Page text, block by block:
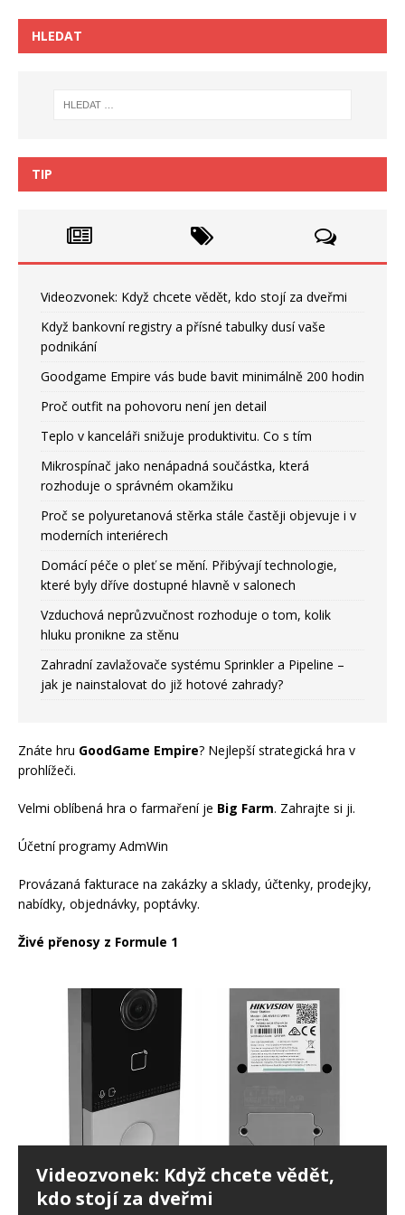
HLEDAT
TIP
Videozvonek: Když chcete vědět, kdo stojí za dveřmi
Když bankovní registry a přísné tabulky dusí vaše
podnikání
Goodgame Empire vás bude bavit minimálně 200 hodin
Proč outfit na pohovoru není jen detail
Teplo v kanceláři snižuje produktivitu. Co s tím
Mikrospínač jako nenápadná součástka, která
rozhoduje o správném okamžiku
Proč se polyuretanová stěrka stále častěji objevuje i v
moderních interiérech
Domácí péče o pleť se mění. Přibývají technologie,
které byly dříve dostupné hlavně v salonech
Vzduchová neprůzvučnost rozhoduje o tom, kolik
hluku pronikne za stěnu
Zahradní zavlažovače systému Sprinkler a Pipeline –
jak je nainstalovat do již hotové zahrady?
Znáte hru GoodGame Empire? Nejlepší strategická hra v
prohlížeči.
Velmi oblíbená hra o farmaření je Big Farm. Zahrajte si ji.
Účetní programy AdmWin
Provázaná fakturace na zakázky a sklady, účtenky, prodejky,
nabídky, objednávky, poptávky.
Živé přenosy z Formule 1
Videozvonek: Když chcete vědět,
kdo stojí za dveřmi